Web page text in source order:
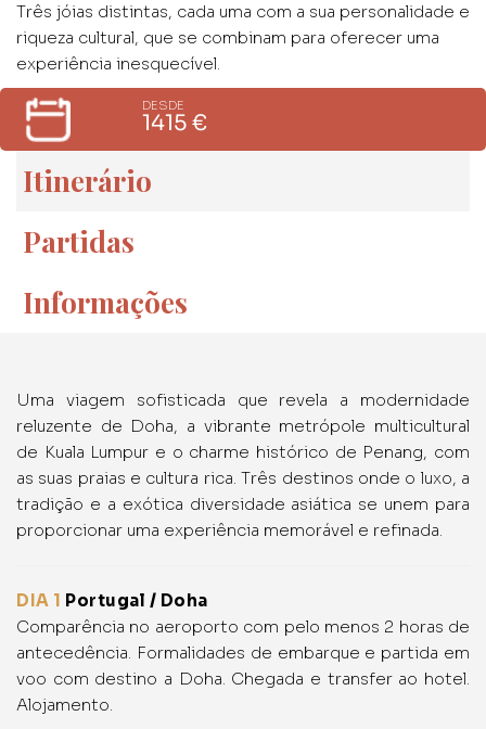
Três jóias distintas, cada uma com a sua personalidade e
riqueza cultural, que se combinam para oferecer uma
experiência inesquecível.
DESDE
1415 €
Itinerário
Partidas
Informações
Uma viagem sofisticada que revela a modernidade
reluzente de Doha, a vibrante metrópole multicultural
de Kuala Lumpur e o charme histórico de Penang, com
as suas praias e cultura rica. Três destinos onde o luxo, a
tradição e a exótica diversidade asiática se unem para
proporcionar uma experiência memorável e refinada.
DIA 1 Portugal / Doha
Comparência no aeroporto com pelo menos 2 horas de
antecedência. Formalidades de embarque e partida em
voo com destino a Doha. Chegada e transfer ao hotel.
Alojamento.